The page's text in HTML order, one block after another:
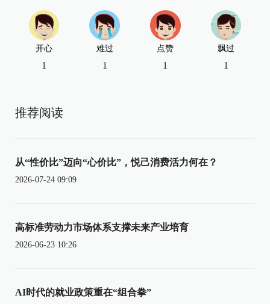
开心
1
难过
1
点赞
1
飘过
1
推荐阅读
从“性价比”迈向“心价比”，悦己消费活力何在？
2026-07-24 09:09
高标准劳动力市场体系支撑未来产业培育
2026-06-23 10:26
AI时代的就业政策重在“组合拳”